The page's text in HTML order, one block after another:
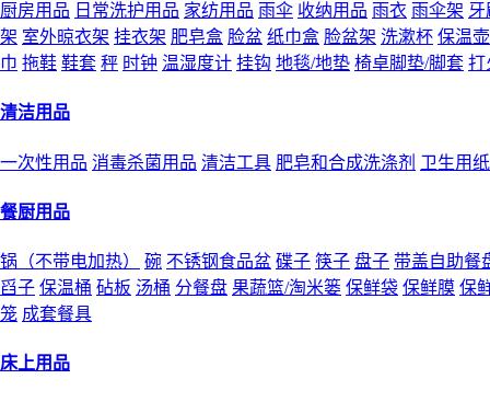
厨房用品 日常洗护用品 家纺用品 雨伞 收纳用品 雨衣 雨伞架 牙
架 室外晾衣架 挂衣架 肥皂盒 脸盆 纸巾盒 脸盆架 洗漱杯 保温
巾 拖鞋 鞋套 秤 时钟 温湿度计 挂钩 地毯/地垫 椅卓脚垫/脚套 打
清洁用品
一次性用品 消毒杀菌用品 清洁工具 肥皂和合成洗涤剂 卫生用
餐厨用品
锅（不带电加热） 碗 不锈钢食品盆 碟子 筷子 盘子 带盖自助餐
舀子 保温桶 砧板 汤桶 分餐盘 果蔬篮/淘米篓 保鲜袋 保鲜膜 保
笼 成套餐具
床上用品